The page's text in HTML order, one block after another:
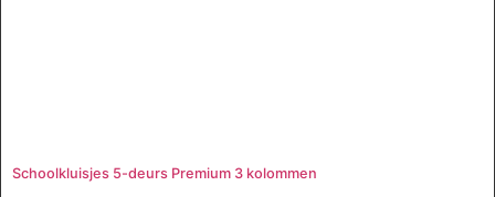
Schoolkluisjes 5-deurs Premium 3 kolommen